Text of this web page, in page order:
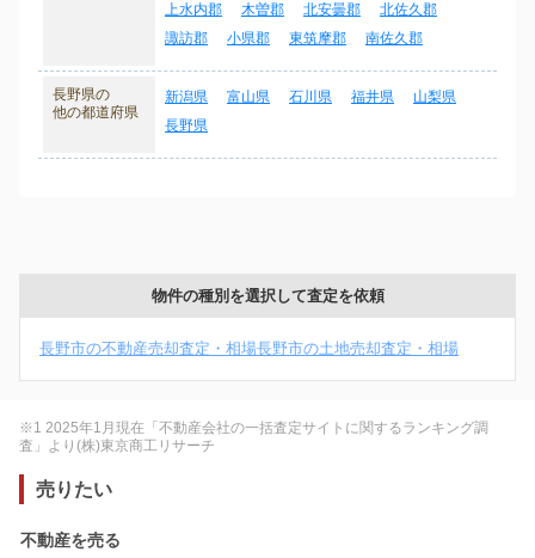
上水内郡
木曽郡 北安曇郡
北佐久郡
諏訪郡
小県郡 東筑摩郡 南佐久郡
長野県の
他の都道府県
新潟県 富山県 石川県 福井県
山梨県
長野県
物件の種別を選択して査定を依頼
長野市の不動産売却査定・相場長野市の土地売却査定・相場
※1 2025年1月現在「不動産会社の一括査定サイトに関するランキング調
査」より(株)東京商工リサーチ
売りたい
不動産を売る